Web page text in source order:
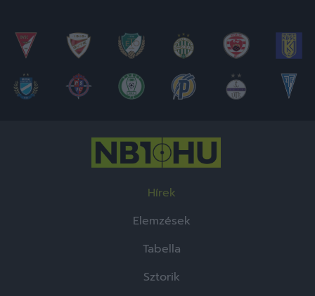
Hírek
Elemzések
Tabella
Sztorik